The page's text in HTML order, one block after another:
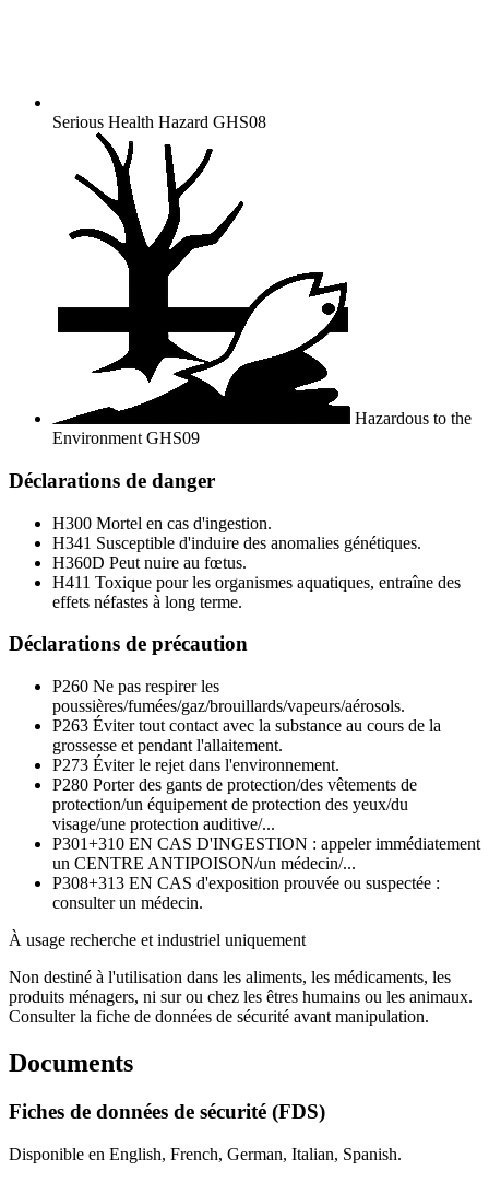
Serious Health Hazard GHS08
Hazardous to the
Environment GHS09
Déclarations de danger
H300 Mortel en cas d'ingestion.
H341 Susceptible d'induire des anomalies génétiques.
H360D Peut nuire au fœtus.
H411 Toxique pour les organismes aquatiques, entraîne des
effets néfastes à long terme.
Déclarations de précaution
P260 Ne pas respirer les
poussières/fumées/gaz/brouillards/vapeurs/aérosols.
P263 Éviter tout contact avec la substance au cours de la
grossesse et pendant l'allaitement.
P273 Éviter le rejet dans l'environnement.
P280 Porter des gants de protection/des vêtements de
protection/un équipement de protection des yeux/du
visage/une protection auditive/...
P301+310 EN CAS D'INGESTION : appeler immédiatement
un CENTRE ANTIPOISON/un médecin/...
P308+313 EN CAS d'exposition prouvée ou suspectée :
consulter un médecin.
À usage recherche et industriel uniquement
Non destiné à l'utilisation dans les aliments, les médicaments, les
produits ménagers, ni sur ou chez les êtres humains ou les animaux.
Consulter la fiche de données de sécurité avant manipulation.
Documents
Fiches de données de sécurité (FDS)
Disponible en English, French, German, Italian, Spanish.